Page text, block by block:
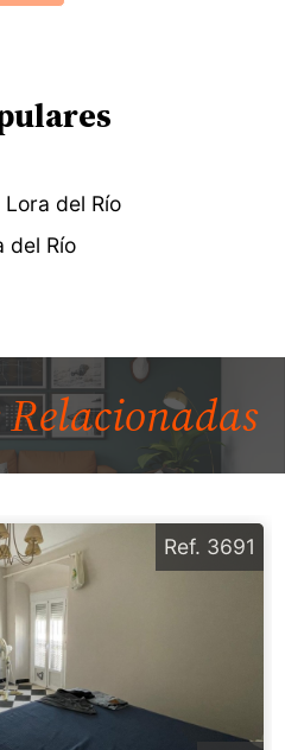
del Río
del Río
Relacionadas
Ref. 3691